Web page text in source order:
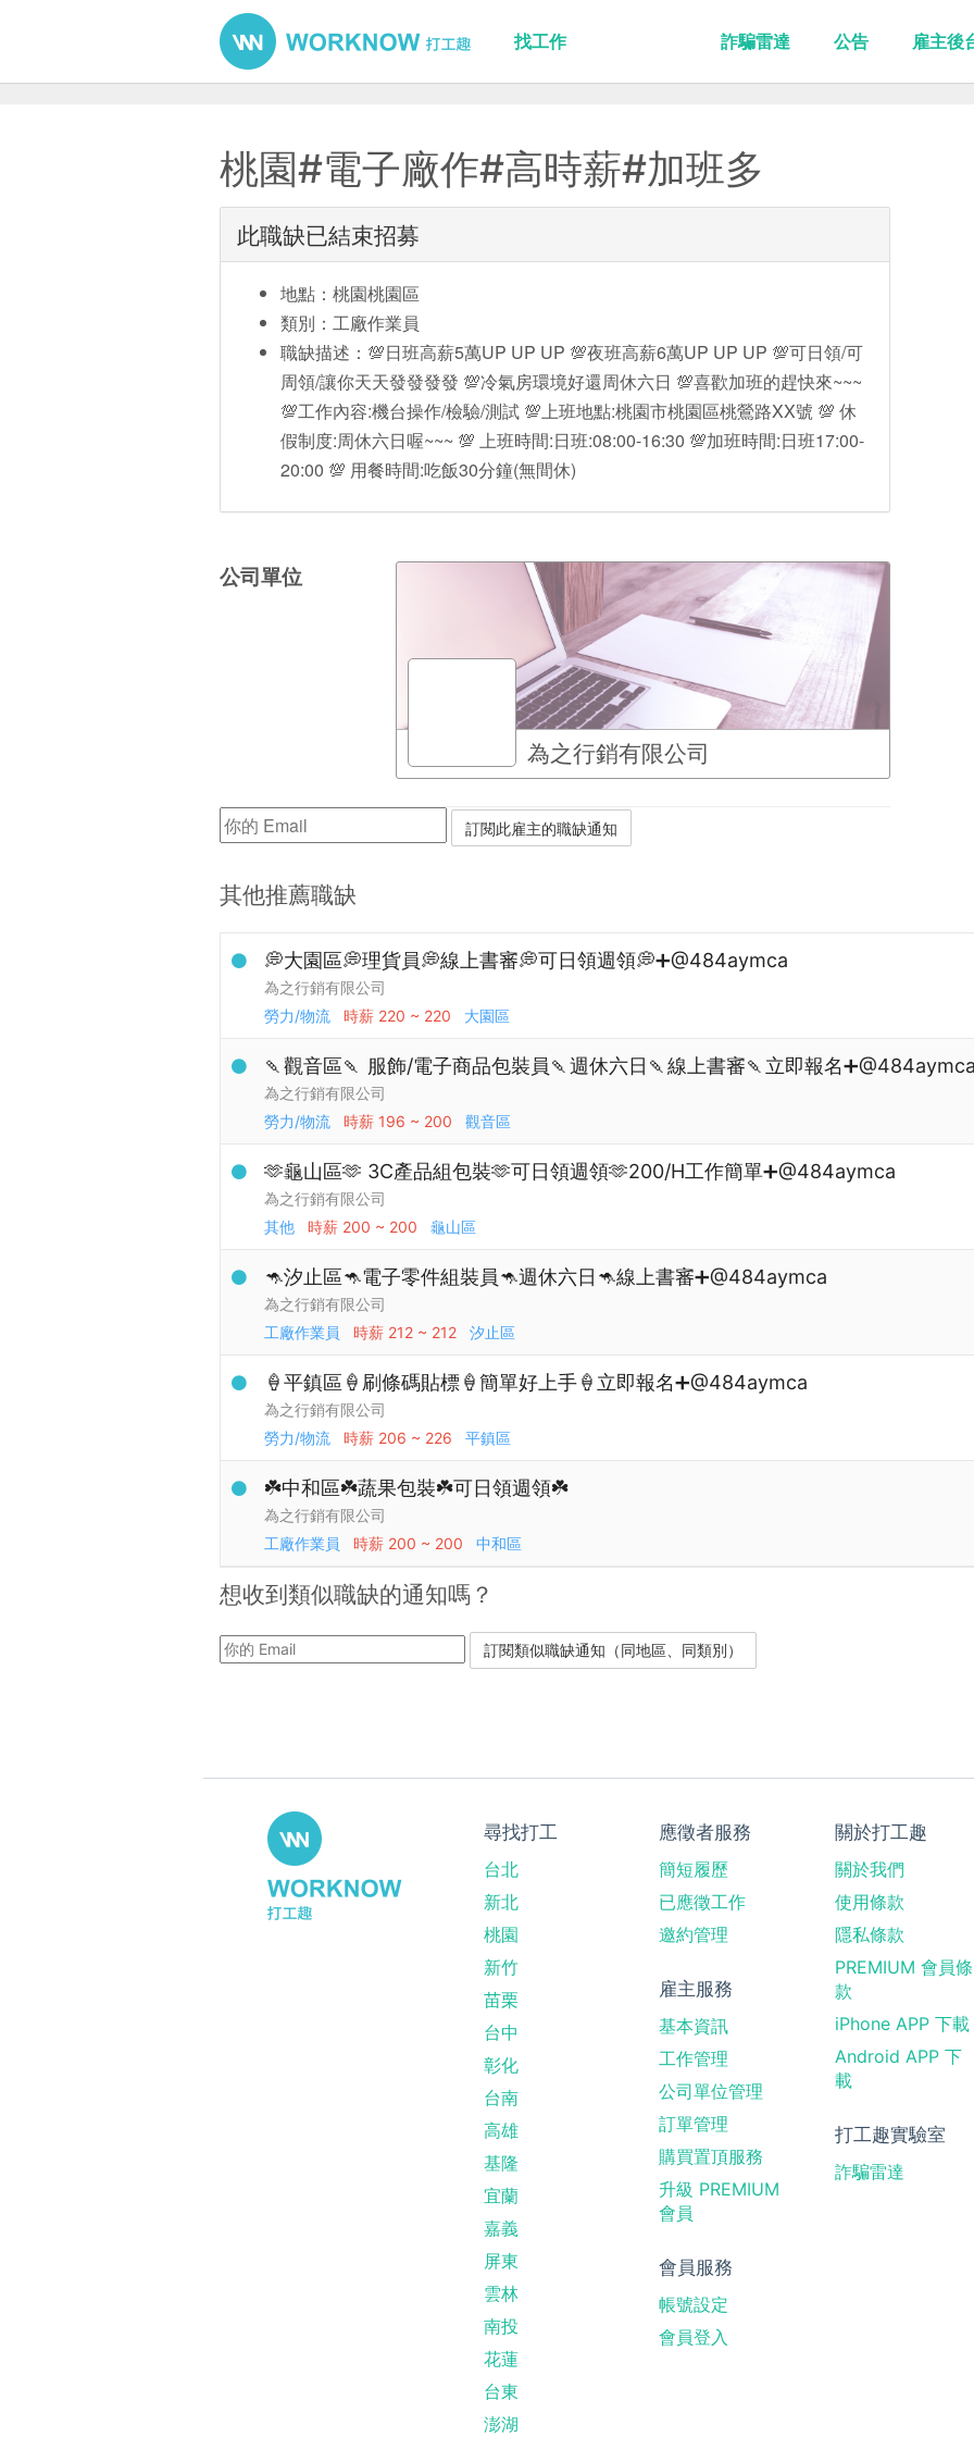
找工作 詐騙雷達 公告 雇主後
桃園#電子廠作#高時薪#加班多
此職缺已結束招募
地點：桃園桃園區
類別：工廠作業員
職缺描述：💯日班高薪5萬UP UP UP 💯夜班高薪6萬UP UP UP 💯可日領/可
周領/讓你天天發發發發 💯冷氣房環境好還周休六日 💯喜歡加班的趕快來~~~
💯工作內容:機台操作/檢驗/測試 💯上班地點:桃園市桃園區桃鶯路XX號 💯 休
假制度:周休六日喔~~~ 💯 上班時間:日班:08:00-16:30 💯加班時間:日班17:00-
20:00 💯 用餐時間:吃飯30分鐘(無間休)
公司單位
為之行銷有限公司
其他推薦職缺
💭大園區💭理貨員💭線上書審💭可日領週領💭➕@484aymca
為之行銷有限公司
勞力/物流
時薪 220 ~ 220 大園區
🍡觀音區🍡 服飾/電子商品包裝員🍡週休六日🍡線上書審🍡立即報名
為之行銷有限公司
勞力/物流
時薪 196 ~ 200 觀音區
🫶龜山區🫶 3C產品組包裝🫶可日領週領🫶200/H工作簡單➕@484aymca
為之行銷有限公司
其他
時薪 200 ~ 200 龜山區
🦘汐止區🦘電子零件組裝員🦘週休六日🦘線上書審➕@484aymca
為之行銷有限公司
工廠作業員
時薪 212 ~ 212 汐止區
🍦平鎮區🍦刷條碼貼標🍦簡單好上手🍦立即報名➕@484aymca
為之行銷有限公司
勞力/物流
時薪 206 ~ 226 平鎮區
☘️中和區☘️蔬果包裝☘️可日領週領☘️
為之行銷有限公司
工廠作業員
時薪 200 ~ 200 中和區
想收到類似職缺的通知嗎？
尋找打工
台北
新北
桃園
新竹
苗栗
台中
彰化
台南
高雄
基隆
宜蘭
嘉義
屏東
雲林
南投
花蓮
台東
澎湖
應徵者服務
簡短履歷
已應徵工作
邀約管理
雇主服務
基本資訊
工作管理
公司單位管理
訂單管理
購買置頂服務
升級 PREMIUM
會員
會員服務
帳號設定
會員登入
關於打工趣
關於我們
使用條款
隱私條款
PREMIUM 會員條
款
iPhone APP 下載
Android APP 下
載
打工趣實驗室
詐騙雷達